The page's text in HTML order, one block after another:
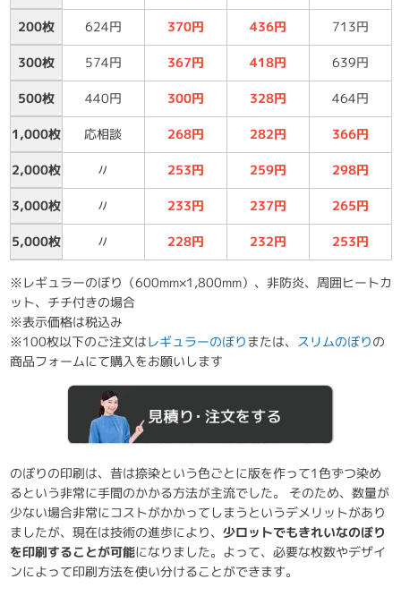
200枚 624円 370円 436円 713円
300枚 574円 367円 418円 639円
500枚 440円 300円 328円 464円
1,000枚 応相談 268円 282円 366円
2,000枚 〃 253円 259円 298円
3,000枚 〃 233円 237円 265円
5,000枚 〃 228円 232円 253円
※レギュラーのぼり（600mm×1,800mm）、非防炎、周囲ヒートカ
ット、チチ付きの場合
※表示価格は税込み
※100枚以下のご注文はレギュラーのぼりまたは、 スリムのぼりの
商品フォームにて購入をお願いします
のぼりの印刷は、昔は捺染という色ごとに版を作って1色ずつ染め
るという非常に手間のかかる方法が主流でした。 そのため、数量が
少ない場合非常にコストがかかってしまうというデメリットがあり
ましたが、現在は技術の進歩により、 少ロットでもきれいなのぼり
を印刷することが可能になりました。よって、必要な枚数やデザイ
ンによって印刷方法を使い分けることができます。